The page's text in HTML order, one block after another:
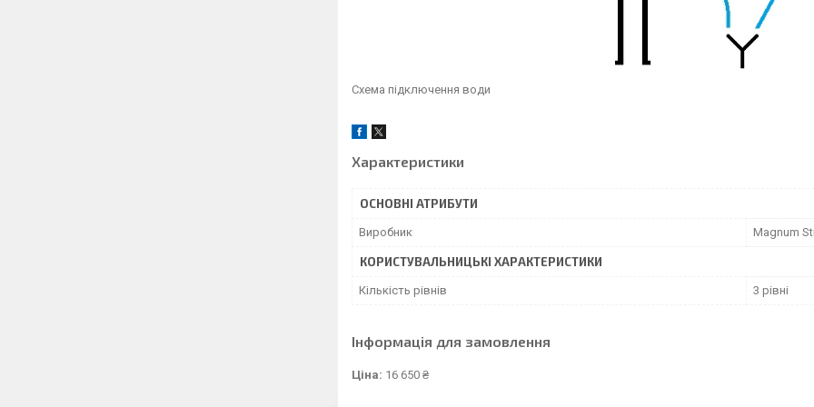
Схема підключення води
Характеристики
ОСНОВНІ АТРИБУТИ
Виробник Magnum
КОРИСТУВАЛЬНИЦЬКІ ХАРАКТЕРИСТИКИ
Кількість рівнів 3 рівні
Інформація для замовлення
Ціна: 16 650 ₴